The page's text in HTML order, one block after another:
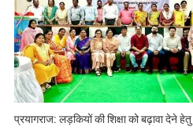
प्रयागराज: लड़कियों की शिक्षा को बढ़ावा देने